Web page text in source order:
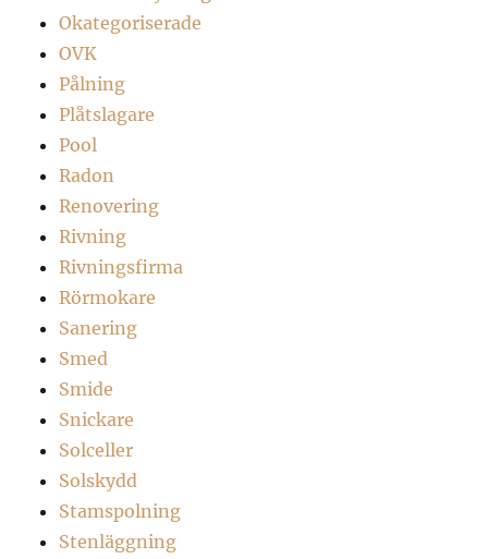
Okategoriserade
OVK
Pålning
Plåtslagare
Pool
Radon
Renovering
Rivning
Rivningsfirma
Rörmokare
Sanering
Smed
Smide
Snickare
Solceller
Solskydd
Stamspolning
Stenläggning